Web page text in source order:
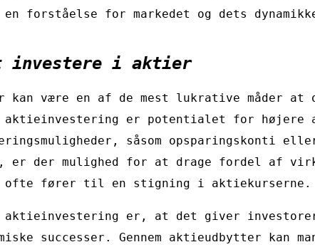
en forståelse for markedet og dets
investere i aktier
være en af de mest lukrative måder at
er potentialet for højere
såsom opsparingskonti
der mulighed for at drage fordel af
ofte fører til en stigning i aktiekurserne.
aktieinvestering er, at det giver
successer. Gennem aktieudbytter kan